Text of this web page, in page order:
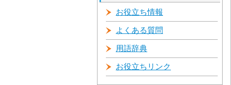
お役立ち情報
よくある質問
用語辞典
お役立ちリンク